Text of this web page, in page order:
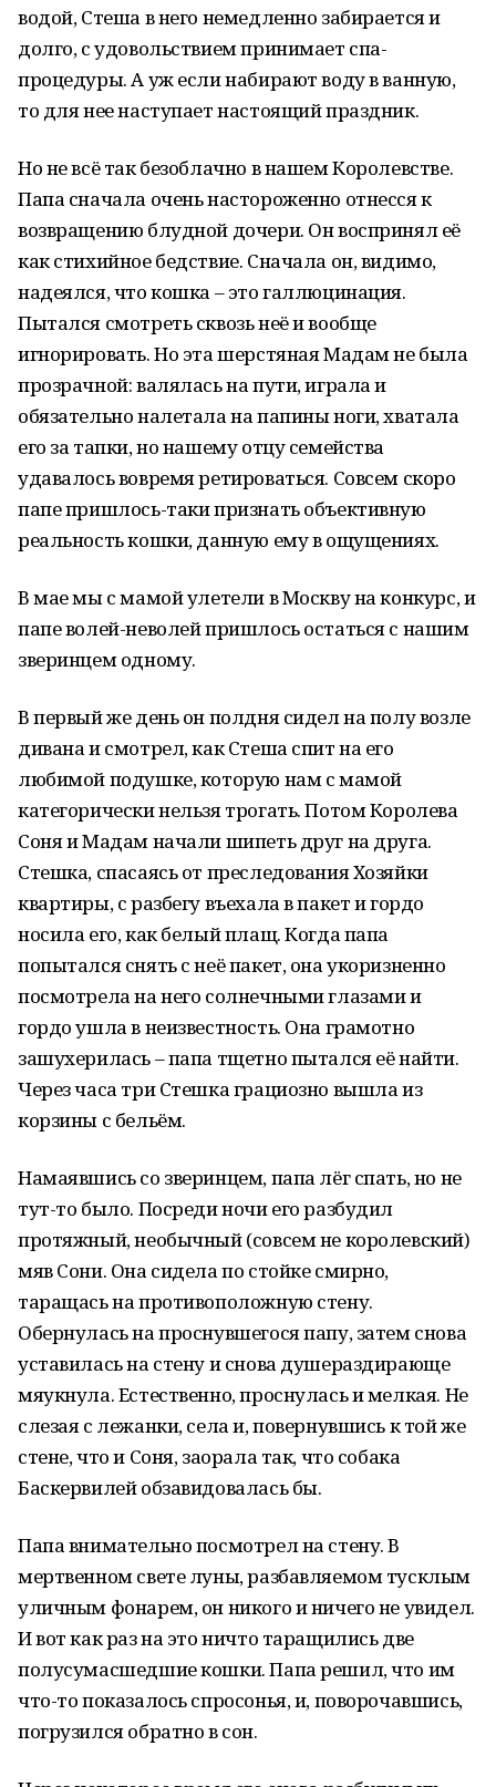
водой, Стеша в него немедленно забирается и
долго, с удовольствием принимает спа-
процедуры. А уж если набирают воду в ванную,
то для нее наступает настоящий праздник.
Но не всё так безоблачно в нашем Королевстве.
Папа сначала очень настороженно отнесся к
возвращению блудной дочери. Он воспринял её
как стихийное бедствие. Сначала он, видимо,
надеялся, что кошка – это галлюцинация.
Пытался смотреть сквозь неё и вообще
игнорировать. Но эта шерстяная Мадам не была
прозрачной: валялась на пути, играла и
обязательно налетала на папины ноги, хватала
его за тапки, но нашему отцу семейства
удавалось вовремя ретироваться. Совсем скоро
папе пришлось-таки признать объективную
реальность кошки, данную ему в ощущениях.
В мае мы с мамой улетели в Москву на конкурс, и
папе волей-неволей пришлось остаться с нашим
зверинцем одному.
В первый же день он полдня сидел на полу возле
дивана и смотрел, как Стеша спит на его
любимой подушке, которую нам с мамой
категорически нельзя трогать. Потом Королева
Соня и Мадам начали шипеть друг на друга.
Стешка, спасаясь от преследования Хозяйки
квартиры, с разбегу въехала в пакет и гордо
носила его, как белый плащ. Когда папа
попытался снять с неё пакет, она укоризненно
посмотрела на него солнечными глазами и
гордо ушла в неизвестность. Она грамотно
зашухерилась – папа тщетно пытался её найти.
Через часа три Стешка грациозно вышла из
корзины с бельём.
Намаявшись со зверинцем, папа лёг спать, но не
тут-то было. Посреди ночи его разбудил
протяжный, необычный (совсем не королевский)
мяв Сони. Она сидела по стойке смирно,
таращась на противоположную стену.
Обернулась на проснувшегося папу, затем снова
уставилась на стену и снова душераздирающе
мяукнула. Естественно, проснулась и мелкая. Не
слезая с лежанки, села и, повернувшись к той же
стене, что и Соня, заорала так, что собака
Баскервилей обзавидовалась бы.
Папа внимательно посмотрел на стену. В
мертвенном свете луны, разбавляемом тусклым
уличным фонарем, он никого и ничего не увидел.
И вот как раз на это ничто таращились две
полусумасшедшие кошки. Папа решил, что им
что-то показалось спросонья, и, поворочавшись,
погрузился обратно в сон.